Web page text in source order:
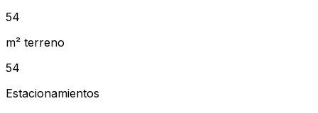
54
m² terreno
54
Estacionamientos